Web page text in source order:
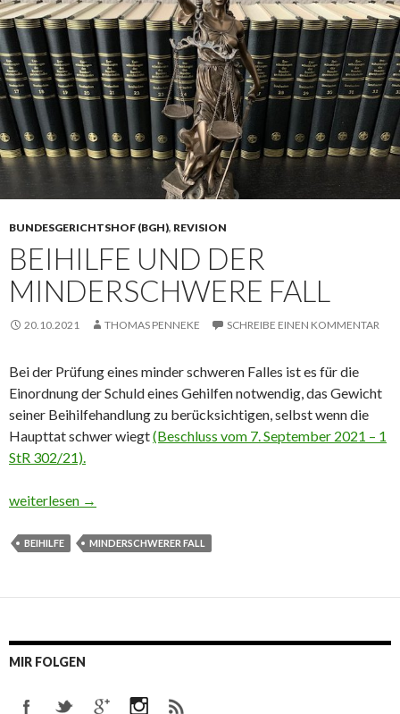
BUNDESGERICHTSHOF (BGH), REVISION
BEIHILFE UND DER
MINDERSCHWERE FALL
20.10.2021 THOMAS PENNEKE SCHREIBE EINEN KOMMENTAR
Bei der Prüfung eines minder schweren Falles ist es für die
Einordnung der Schuld eines Gehilfen notwendig, das Gewicht
seiner Beihilfehandlung zu berücksichtigen, selbst wenn die
Haupttat schwer wiegt(Beschluss vom 7. September 2021 – 1
StR 302/21).
Beihilfe und der Minderschwere Fall
weiterlesen →
BEIHILFE MINDERSCHWERER FALL
MIR FOLGEN